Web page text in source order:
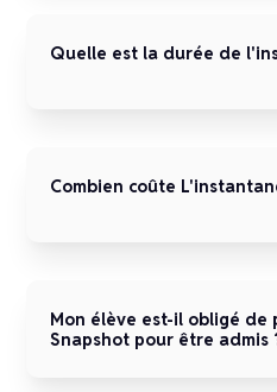
Quelle est la durée de
Combien coûte
Mon élève est-il obligé de
Snapshot pour être admis